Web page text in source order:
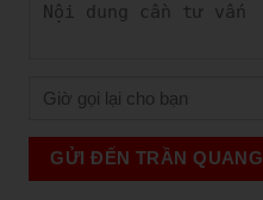
GỬI ĐẾN TRẦN QUANG